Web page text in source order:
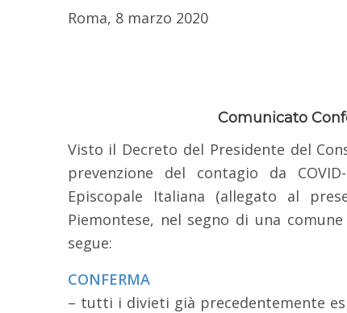
Roma, 8 marzo 2020
Comunicato
Visto il Decreto del Presidente del
prevenzione del contagio da
Episcopale Italiana (allegato al
Piemontese, nel segno di una
segue:
CONFERMA
– tutti i divieti già precedentemente